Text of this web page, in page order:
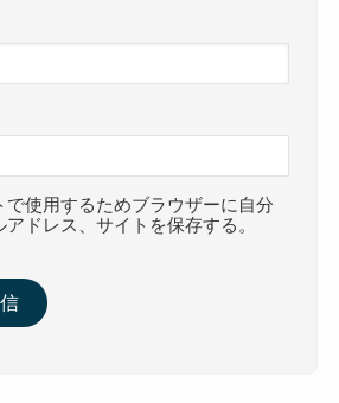
で使用するためブラウザーに自分
ドレス、サイトを保存する。